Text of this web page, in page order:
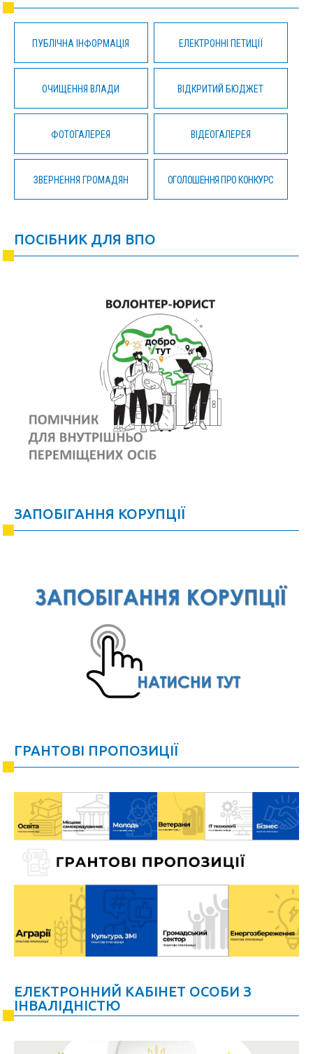
ПУБЛІЧНА ІНФОРМАЦІЯ ЕЛЕКТРОННІ ПЕТИЦІЇ
ОЧИЩЕННЯ ВЛАДИ ВІДКРИТИЙ БЮДЖЕТ
ФОТОГАЛЕРЕЯ ВІДЕОГАЛЕРЕЯ
ЗВЕРНЕННЯ ГРОМАДЯН ОГОЛОШЕННЯ ПРО КОНКУРС
ПОСІБНИК ДЛЯ ВПО
ЗАПОБІГАННЯ КОРУПЦІЇ
ГРАНТОВІ ПРОПОЗИЦІЇ
ЕЛЕКТРОННИЙ КАБІНЕТ ОСОБИ З
ІНВАЛІДНІСТЮ